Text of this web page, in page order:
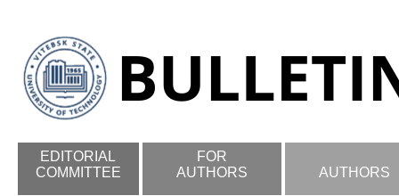
EDITORIAL
COMMITTEE
FOR
AUTHORS
AUTHORS